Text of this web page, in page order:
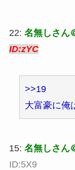
22: 名無しさん
ID:zYC
>>19
大富豪に俺
15: 名無しさん
ID:5X9